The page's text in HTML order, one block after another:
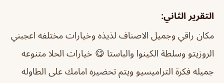
التقرير الثاني:
مكان راقي وجميل الاصناف لذيذه وخيارات مختلفه اعجبني
الروزيتو وسلطة الكينوا والباستا 😋 خيارات الحلا متنوعه
جميله فكرة التراميسيو ويتم تحضيره امامك على الطاوله